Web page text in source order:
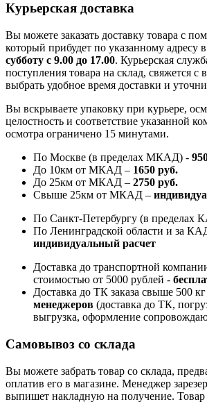
Курьерская доставка
Вы можете заказать доставку товара с
который прибудет по указанному адресу в
субботу с 9.00 до 17.00. Курьерская
поступления товара на склад, свяжется с
выбрать удобное время доставки и
Вы вскрываете упаковку при курьере,
целостность и соответствие указанной
осмотра ограничено 15 минутами.
По Москве (в пределах МКАД) -
До 10км от МКАД – 1650 руб.
До 25км от МКАД – 2750 руб.
Свыше 25км от МКАД –
По Санкт-Петербургу (в пределах
По Ленинградской области и за
индивидуальный расчет
Доставка до транспортной
стоимостью от 5000 рублей - б
Доставка до ТК заказа свыше 500
менеджеров (доставка до ТК,
выгрузка, оформление
Самовывоз со склада
Вы можете забрать товар со склада,
оплатив его в магазине. Менеджер
выпишет накладную на получение. Товар